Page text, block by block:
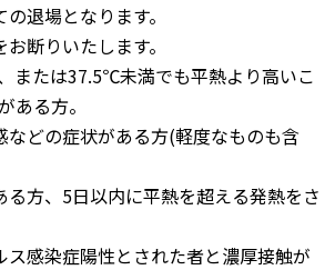
退場となります。
断りいたします。
たは37.5℃未満でも平熱より高いこ
ある方。
どの症状がある方(軽度なものも含
方、5日以内に平熱を超える発熱をさ
感染症陽性とされた者と濃厚接触が